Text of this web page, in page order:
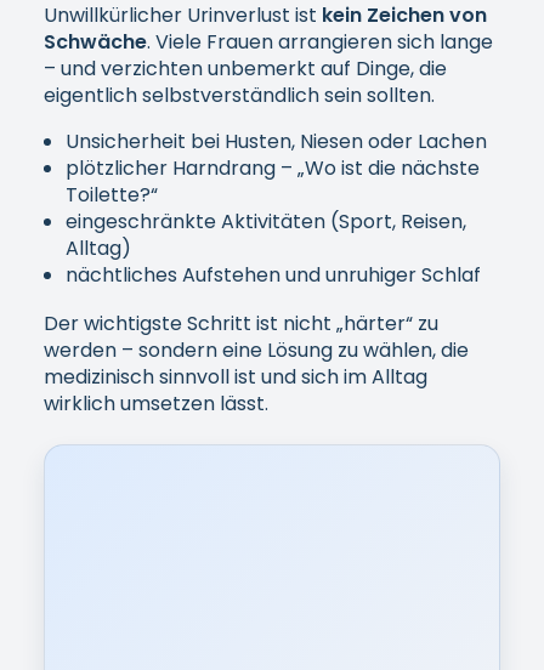
Unwillkürlicher Urinverlust ist kein Zeichen von
Schwäche. Viele Frauen arrangieren sich lange
– und verzichten unbemerkt auf Dinge, die
eigentlich selbstverständlich sein sollten.
Unsicherheit bei Husten, Niesen oder Lachen
plötzlicher Harndrang – „Wo ist die nächste
Toilette?“
eingeschränkte Aktivitäten (Sport, Reisen,
Alltag)
nächtliches Aufstehen und unruhiger Schlaf
Der wichtigste Schritt ist nicht „härter“ zu
werden – sondern eine Lösung zu wählen, die
medizinisch sinnvoll ist und sich im Alltag
wirklich umsetzen lässt.